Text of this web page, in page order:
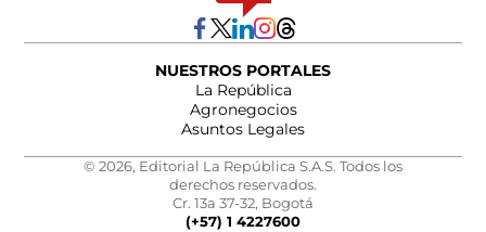
NUESTROS PORTALES
La República
Agronegocios
Asuntos Legales
© 2026, Editorial La República S.A.S. Todos los
derechos reservados.
Cr. 13a 37-32, Bogotá
(+57) 1 4227600